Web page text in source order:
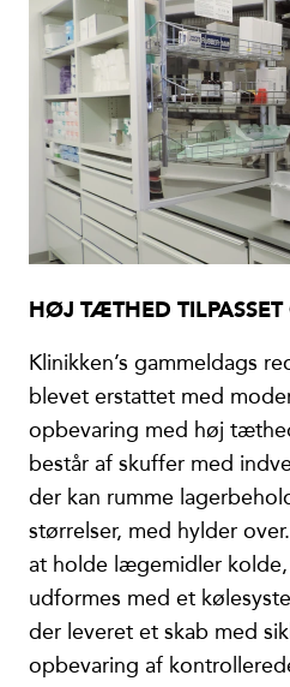
HØJ TÆTHED TILPASSET
Klinikken’s gammeldags
blevet erstattet med
opbevaring med høj
består af skuffer med
der kan rumme
størrelser, med hylder
at holde lægemidler kolde,
udformes med et
der leveret et skab med
opbevaring af